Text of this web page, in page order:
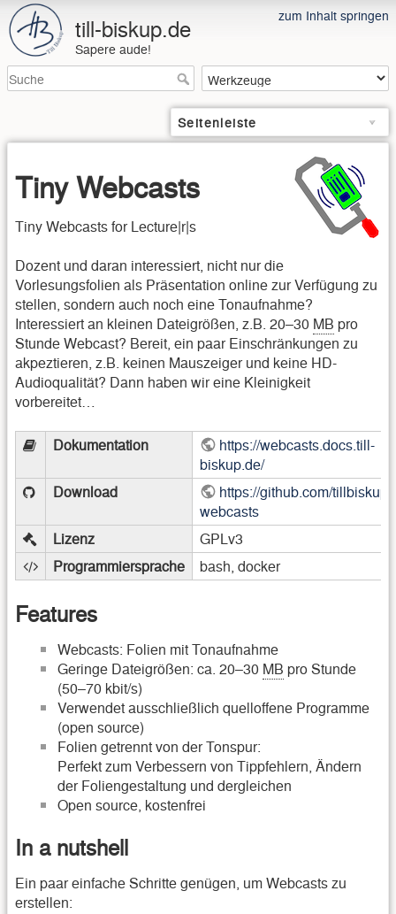
zum Inhalt springen
till-biskup.de
Sapere aude!
Seitenleiste
Tiny Webcasts
Tiny Webcasts for Lecture|r|s
Dozent und daran interessiert, nicht nur die
Vorlesungsfolien als Präsentation online zur Verfügung zu
stellen, sondern auch noch eine Tonaufnahme?
Interessiert an kleinen Dateigrößen, z.B. 20–30 MB pro
Stunde Webcast? Bereit, ein paar Einschränkungen zu
akpeztieren, z.B. keinen Mauszeiger und keine HD-
Audioqualität? Dann haben wir eine Kleinigkeit
vorbereitet…
Dokumentation
https://webcasts.docs.till-
biskup.de/
Download
https://github.com/tillbiskup/
webcasts
Lizenz
GPLv3
Programmiersprache
bash, docker
Features
Webcasts: Folien mit Tonaufnahme
Geringe Dateigrößen: ca. 20–30 MB pro Stunde
(50–70 kbit/s)
Verwendet ausschließlich quelloffene Programme
(open source)
Folien getrennt von der Tonspur:
Perfekt zum Verbessern von Tippfehlern, Ändern
der Foliengestaltung und dergleichen
Open source, kostenfrei
In a nutshell
Ein paar einfache Schritte genügen, um Webcasts zu
erstellen: